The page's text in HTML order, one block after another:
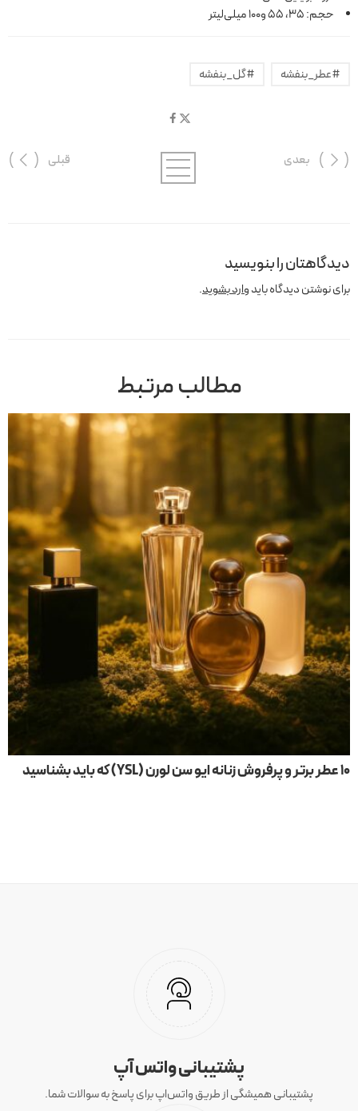
حجم: 35، 55 و100 میلی‌لیتر
#عطر_بنفشه #گل_بنفشه
قبلی بعدی
دیدگاهتان را بنویسید
برای نوشتن دیدگاه بایدوارد بشوید.
مطالب مرتبط
۱۰ عطر برتر و پرفروش زنانه ایو سن لورن (YSL) که باید بشناسید
پشتیبانی واتس آپ
پشتیبانی همیشگی از طریق واتس‌اپ برای پاسخ به سوالات شما.